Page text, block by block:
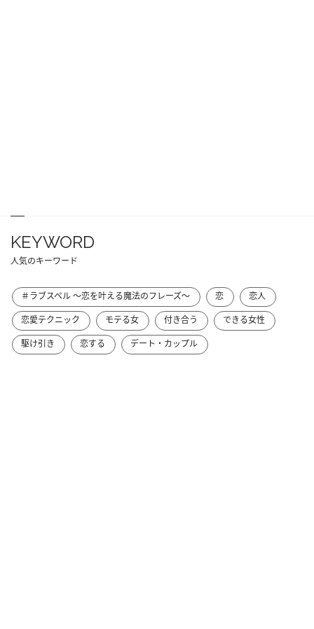
KEYWORD
人気のキーワード
＃ラブスペル ～恋を叶える魔法のフレーズ～ 恋
恋人
恋愛テクニック
モテる女 付き合う
できる女性
駆け引き
恋する デート・カップル